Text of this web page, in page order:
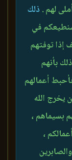
لهم .ذلك
في
إذا توفتهم
بأنهم
أعمالهم
الله
بسيماهم ،
،